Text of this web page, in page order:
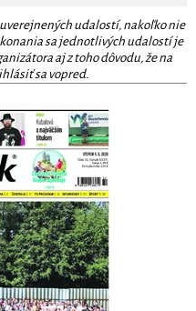
udalostí, nakoľko nie
sa jednotlivých udalostí je
aj z toho dôvodu, že na
sa vopred.